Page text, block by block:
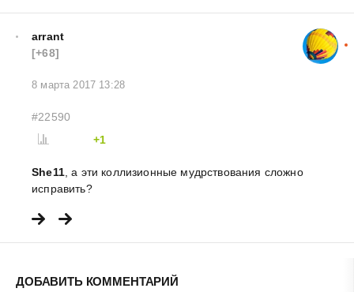
arrant
[+68]
8 марта 2017 13:28
#22590
+1
She11, а эти коллизионные мудрствования сложно
исправить?
ДОБАВИТЬ КОММЕНТАРИЙ